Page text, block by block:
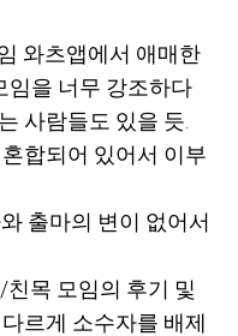
와츠앱에서 애매한
임을 너무 강조하다
사람들도 있을 듯.
합되어 있어서 이부
출마의 변이 없어서
목 모임의 후기 및
르게 소수자를 배제